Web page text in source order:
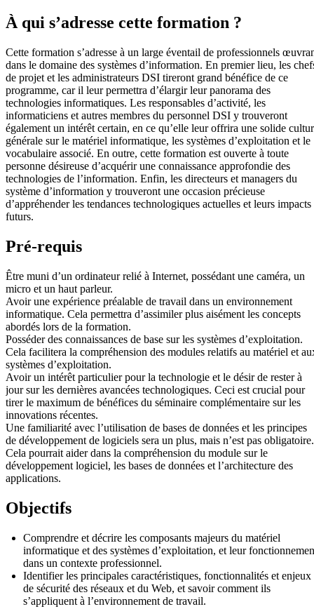
À qui s’adresse cette formation ?
Cette formation s’adresse à un large éventail de professionnels
dans le domaine des systèmes d’information. En premier lieu, les
de projet et les administrateurs DSI tireront grand bénéfice de ce
programme, car il leur permettra d’élargir leur panorama des
technologies informatiques. Les responsables d’activité, les
informaticiens et autres membres du personnel DSI y trouveront
également un intérêt certain, en ce qu’elle leur offrira une solide
générale sur le matériel informatique, les systèmes d’exploitation et le
vocabulaire associé. En outre, cette formation est ouverte à toute
personne désireuse d’acquérir une connaissance approfondie des
technologies de l’information. Enfin, les directeurs et managers du
système d’information y trouveront une occasion précieuse
d’appréhender les tendances technologiques actuelles et leurs impacts
futurs.
Pré-requis
Être muni d’un ordinateur relié à Internet, possédant une caméra, un
micro et un haut parleur.
Avoir une expérience préalable de travail dans un environnement
informatique. Cela permettra d’assimiler plus aisément les concepts
abordés lors de la formation.
Posséder des connaissances de base sur les systèmes d’exploitation.
Cela facilitera la compréhension des modules relatifs au matériel et
systèmes d’exploitation.
Avoir un intérêt particulier pour la technologie et le désir de rester à
jour sur les dernières avancées technologiques. Ceci est crucial pour
tirer le maximum de bénéfices du séminaire complémentaire sur les
innovations récentes.
Une familiarité avec l’utilisation de bases de données et les principes
de développement de logiciels sera un plus, mais n’est pas obligatoire.
Cela pourrait aider dans la compréhension du module sur le
développement logiciel, les bases de données et l’architecture des
applications.
Objectifs
Comprendre et décrire les composants majeurs du matériel
informatique et des systèmes d’exploitation, et leur
dans un contexte professionnel.
Identifier les principales caractéristiques, fonctionnalités et enjeux
de sécurité des réseaux et du Web, et savoir comment ils
s’appliquent à l’environnement de travail.